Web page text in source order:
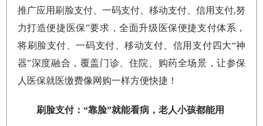
推广应用刷脸支付、一码支付、移动支付、信用支付,努
力打造便捷医保”要求，全面升级医保便捷支付体系，
将‌刷脸支付、一码支付、移动支付、信用支付‌四大“神
器”深度融合，覆盖门诊、住院、购药全场景，让参保
人医保就医缴费像网购一样方便快捷！
刷脸支付：“靠脸”就能看病，老人小孩都能用